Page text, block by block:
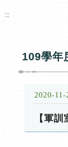
:::
109學年
2020-11-
【軍